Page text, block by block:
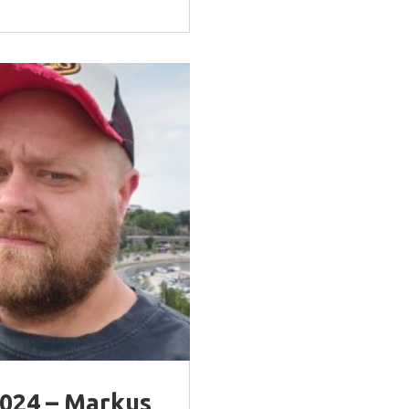
– Markus